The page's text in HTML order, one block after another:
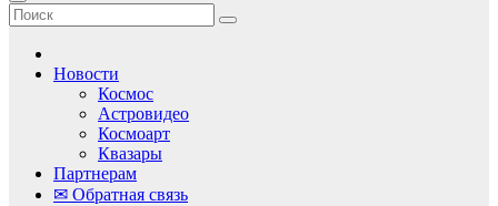
Новости
Космос
Астровидео
Космоарт
Квазары
Партнерам
✉ Обратная связь